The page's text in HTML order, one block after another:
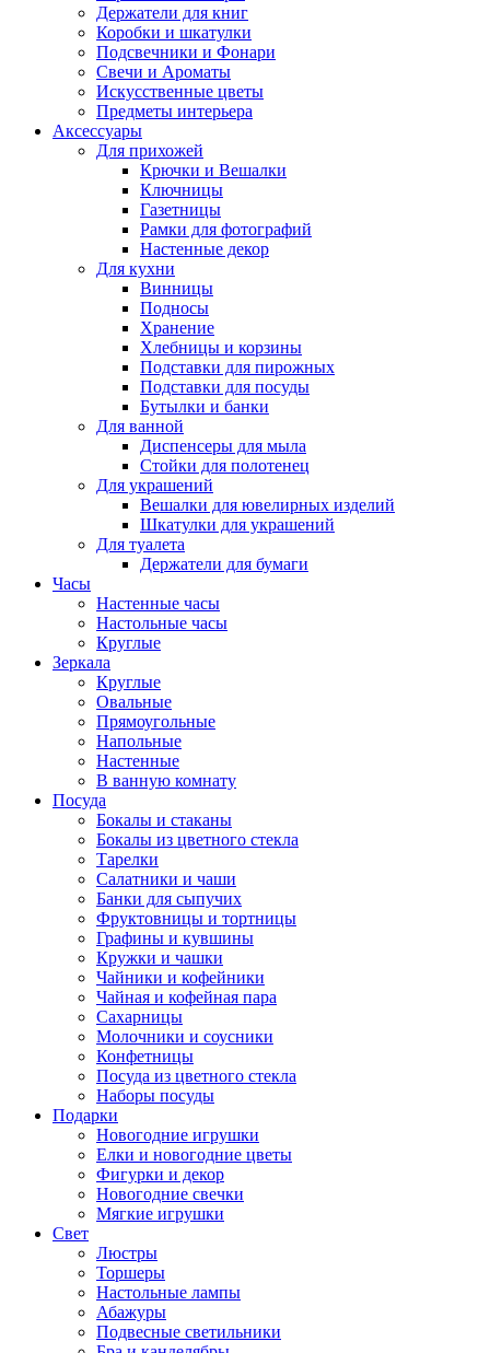
Держатели для книг
Коробки и шкатулки
Подсвечники и Фонари
Свечи и Ароматы
Искусственные цветы
Предметы интерьера
Аксессуары
Для прихожей
Крючки и Вешалки
Ключницы
Газетницы
Рамки для фотографий
Настенные декор
Для кухни
Винницы
Подносы
Хранение
Хлебницы и корзины
Подставки для пирожных
Подставки для посуды
Бутылки и банки
Для ванной
Диспенсеры для мыла
Стойки для полотенец
Для украшений
Вешалки для ювелирных изделий
Шкатулки для украшений
Для туалета
Держатели для бумаги
Часы
Настенные часы
Настольные часы
Круглые
Зеркала
Круглые
Овальные
Прямоугольные
Напольные
Настенные
В ванную комнату
Посуда
Бокалы и стаканы
Бокалы из цветного стекла
Тарелки
Салатники и чаши
Банки для сыпучих
Фруктовницы и тортницы
Графины и кувшины
Кружки и чашки
Чайники и кофейники
Чайная и кофейная пара
Сахарницы
Молочники и соусники
Конфетницы
Посуда из цветного стекла
Наборы посуды
Подарки
Новогодние игрушки
Елки и новогодние цветы
Фигурки и декор
Новогодние свечки
Мягкие игрушки
Свет
Люстры
Торшеры
Настольные лампы
Абажуры
Подвесные светильники